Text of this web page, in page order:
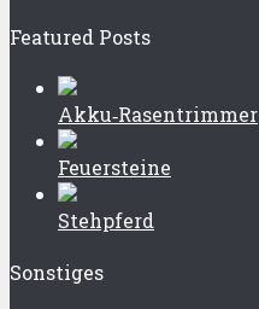
Featured Posts
Akku‑Rasentrimmer
Feuersteine
Stehpferd
Sonstiges